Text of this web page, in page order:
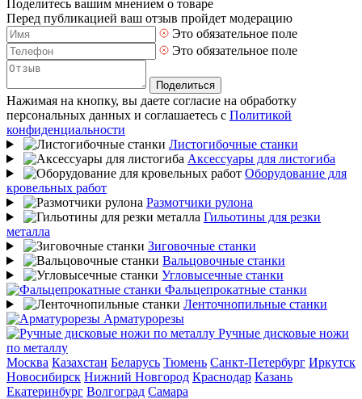
Поделитесь вашим мнением о товаре
Перед публикацией ваш отзыв пройдет модерацию
Это обязательное поле
Это обязательное поле
Поделиться
Нажимая на кнопку, вы даете согласие на обработку
персональных данных и соглашаетесь с Политикой
конфиденциальности
Листогибочные станки
Аксессуары для листогиба
Оборудование для
кровельных работ
Размотчики рулона
Гильотины для резки
металла
Зиговочные станки
Вальцовочные станки
Угловысечные станки
Фальцепрокатные станки
Ленточнопильные станки
Арматурорезы
Ручные дисковые ножи
по металлу
Москва Казахстан Беларусь Тюмень Санкт-Петербург Иркутск
Новосибирск Нижний Новгород Краснодар Казань
Екатеринбург Волгоград Самара